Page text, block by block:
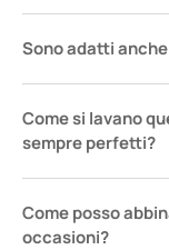
Sono adatti
Come si lavano
sempre perfetti?
Come posso
occasioni?